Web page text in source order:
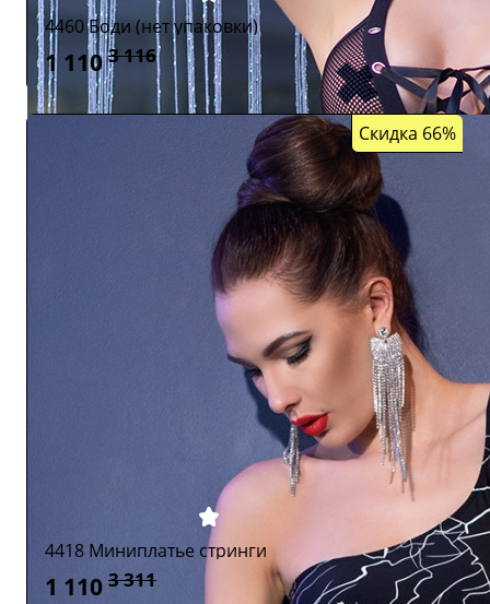
4460 Боди (нет упаковки)
1 110 3 116
Скидка 66%
4418 Миниплатье стринги
1 110 3 311